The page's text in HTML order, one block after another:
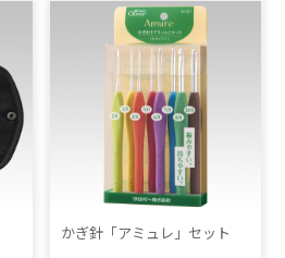
かぎ針「アミュレ」セット